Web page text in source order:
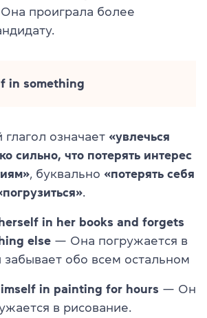
проиграла более
in something
означает «увлечься
сильно, что потерять интерес
, буквально «потерять себя
.
in her books and forgets
else — Она погружается в
забывает обо всем остальном
in painting for hours — Он
в рисование.